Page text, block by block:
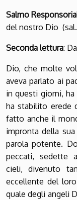
Salmo
del nostro Dio
Seconda lettura:
Dio, che molte
aveva parlato ai
in questi giorni,
ha stabilito erede
fatto anche il
impronta della
parola potente.
peccati, sedette
cieli, divenuto
eccellente del
quale degli angeli